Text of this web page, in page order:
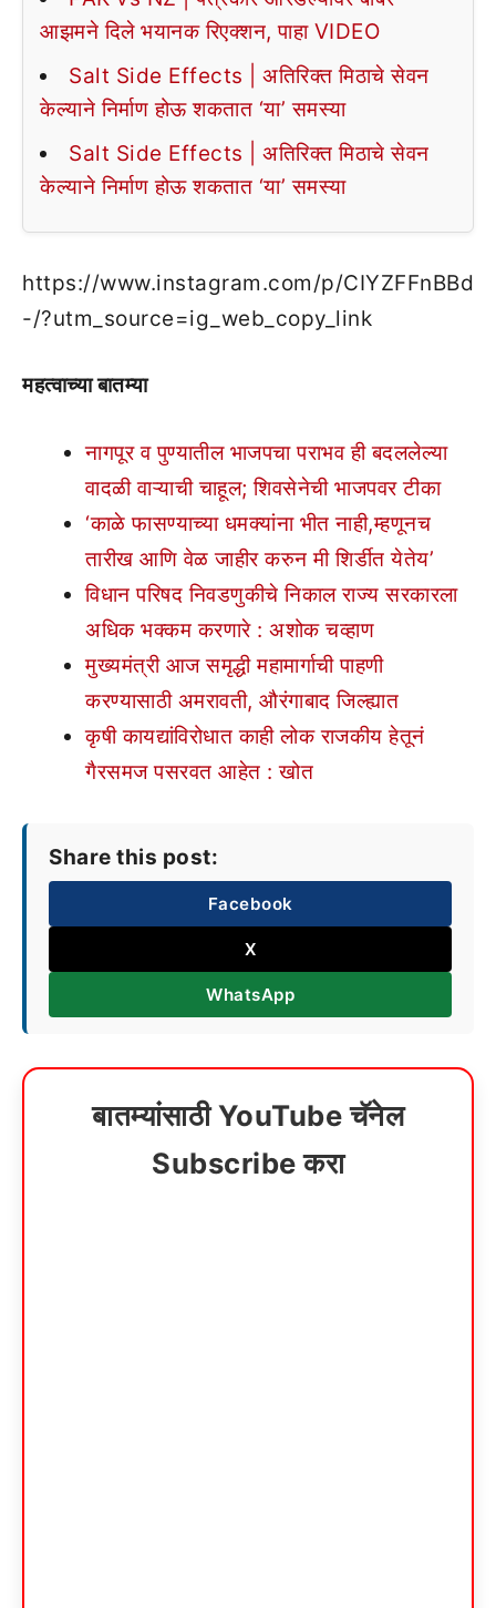
आझमने दिले भयानक रिएक्शन, पाहा VIDEO
Salt Side Effects | अतिरिक्त मिठाचे सेवन
केल्याने निर्माण होऊ शकतात ‘या’ समस्या
Salt Side Effects | अतिरिक्त मिठाचे सेवन
केल्याने निर्माण होऊ शकतात ‘या’ समस्या
https://www.instagram.com/p/CIYZFFnBBd
-/?utm_source=ig_web_copy_link
महत्वाच्या बातम्या
नागपूर व पुण्यातील भाजपचा पराभव ही बदललेल्या
वादळी वाऱ्याची चाहूल; शिवसेनेची भाजपवर टीका
‘काळे फासण्याच्या धमक्यांना भीत नाही,म्हणूनच
तारीख आणि वेळ जाहीर करुन मी शिर्डीत येतेय’
विधान परिषद निवडणुकीचे निकाल राज्य सरकारला
अधिक भक्कम करणारे : अशोक चव्हाण
मुख्यमंत्री आज समृद्धी महामार्गाची पाहणी
करण्यासाठी अमरावती, औरंगाबाद जिल्ह्यात
कृषी कायद्यांविरोधात काही लोक राजकीय हेतूनं
गैरसमज पसरवत आहेत : खोत
Share this post:
Facebook
X
WhatsApp
बातम्यांसाठी YouTube चॅनेल
Subscribe करा